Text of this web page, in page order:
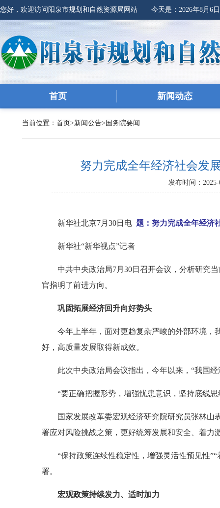
您好，欢迎访问阳泉市规划和自然资源局网站 今天是： 2026年8月6
首页 新闻动态
当前位置： 首页>新闻公告> 国务院要闻
努力完成全年经济社会发
发布时间：2025-
新华社北京7月30日电 题：努力完成全年经济
新华社“新华视点”记者
中共中央政治局7月30日召开会议，分析研究
官指明了前进方向。
巩固拓展经济回升向好势头
今年上半年，面对更趋复杂严峻的外部环境，
好，高质量发展取得新成效。
此次中央政治局会议指出，今年以来，“我国
“要正确把握形势，增强忧患意识，坚持底线
国家发展改革委宏观经济研究院研究员张林
署应对风险挑战之策，更好统筹发展和安全、着
“保持政策连续性稳定性，增强灵活性预见性
署。
宏观政策持续发力、适时加力